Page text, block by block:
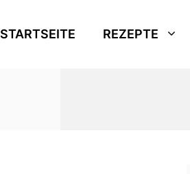
STARTSEITE REZEPTE